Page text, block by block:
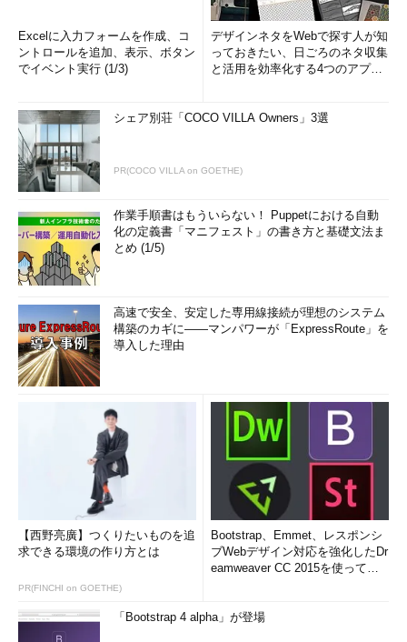
Excelに入力フォームを作成、コ
ントロールを追加、表示、ボタン
でイベント実行 (1/3)
デザインネタをWebで探す人が知
っておきたい、日ごろのネタ収集
と活用を効率化する4つのアプリ
シェア別荘「COCO VILLA Owners」3選
PR(COCO VILLA on GOETHE)
作業手順書はもういらない！ Puppetにおける自動
化の定義書「マニフェスト」の書き方と基礎文法ま
とめ (1/5)
高速で安全、安定した専用線接続が理想のシステム
構築のカギに――マンパワーが「ExpressRoute」を
導入した理由
【西野亮廣】つくりたいものを追
求できる環境の作り方とは
PR(FINCHI on GOETHE)
Bootstrap、Emmet、レスポンシ
ブWebデザイン対応を強化したDr
eamweaver CC 2015を使って
「Bootstrap 4 alpha」が登場